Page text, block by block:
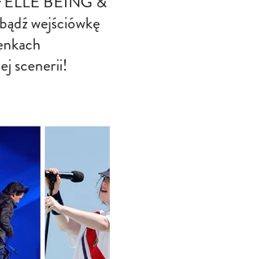
wejściówkę
scenerii!